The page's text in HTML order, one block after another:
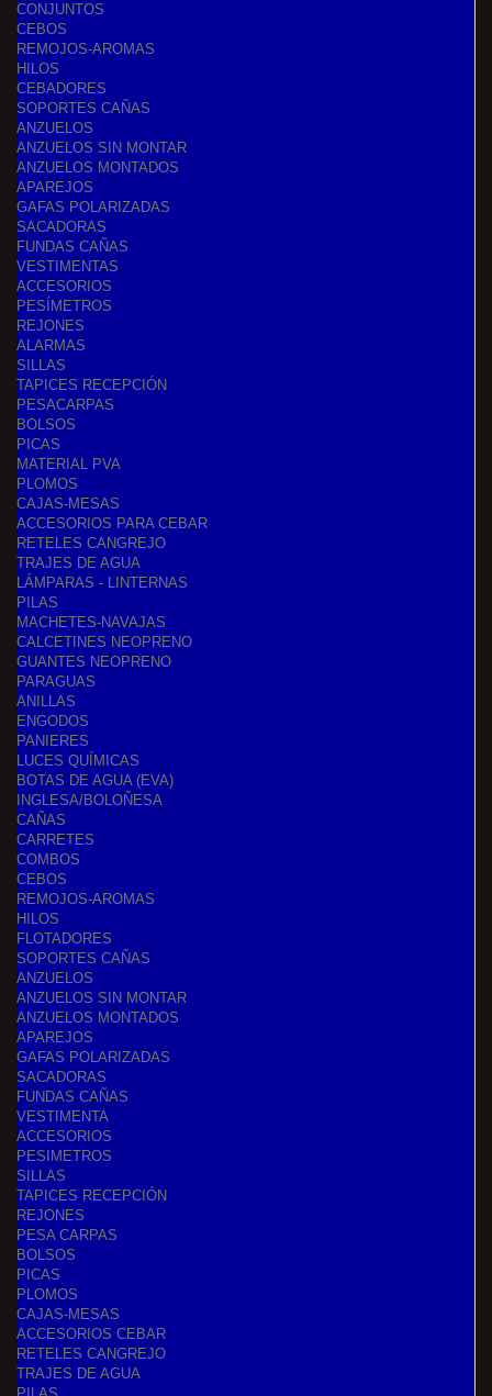
CONJUNTOS
CEBOS
REMOJOS-AROMAS
HILOS
CEBADORES
SOPORTES CAÑAS
ANZUELOS
ANZUELOS SIN MONTAR
ANZUELOS MONTADOS
APAREJOS
GAFAS POLARIZADAS
SACADORAS
FUNDAS CAÑAS
VESTIMENTAS
ACCESORIOS
PESÍMETROS
REJONES
ALARMAS
SILLAS
TAPICES RECEPCIÓN
PESACARPAS
BOLSOS
PICAS
MATERIAL PVA
PLOMOS
CAJAS-MESAS
ACCESORIOS PARA CEBAR
RETELES CANGREJO
TRAJES DE AGUA
LÁMPARAS - LINTERNAS
PILAS
MACHETES-NAVAJAS
CALCETINES NEOPRENO
GUANTES NEOPRENO
PARAGUAS
ANILLAS
ENGODOS
PANIERES
LUCES QUÍMICAS
BOTAS DE AGUA (EVA)
INGLESA/BOLOÑESA
CAÑAS
CARRETES
COMBOS
CEBOS
REMOJOS-AROMAS
HILOS
FLOTADORES
SOPORTES CAÑAS
ANZUELOS
ANZUELOS SIN MONTAR
ANZUELOS MONTADOS
APAREJOS
GAFAS POLARIZADAS
SACADORAS
FUNDAS CAÑAS
VESTIMENTA
ACCESORIOS
PESIMETROS
SILLAS
TAPICES RECEPCIÓN
REJONES
PESA CARPAS
BOLSOS
PICAS
PLOMOS
CAJAS-MESAS
ACCESORIOS CEBAR
RETELES CANGREJO
TRAJES DE AGUA